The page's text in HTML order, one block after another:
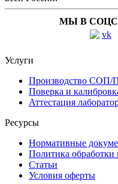
МЫ В
Услуги
Производство
Поверка и
Аттестация
Ресурсы
Нормативные
Политика
Статьи
Условия оферты